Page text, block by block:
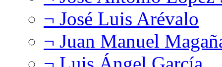
¬ José Luis Arévalo
¬ Juan Manuel